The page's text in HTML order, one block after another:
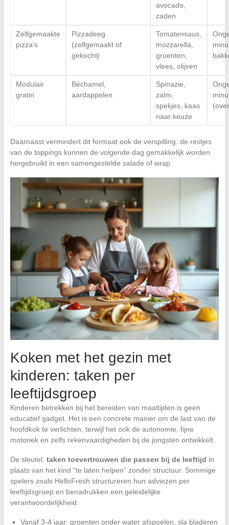
avocado,
zaden
Zelfgemaakte
pizza’s
Pizzadeeg
(zelfgemaakt of
gekocht)
Tomatensaus,
mozzarella,
groenten,
vlees, olijven
Modulair
gratin
Béchamel,
aardappelen
Spinazie,
zalm,
spekjes, kaas
naar keuze
Daarnaast vermindert dit formaat ook de verspilling: de restjes
van de toppings kunnen de volgende dag gemakkelijk worden
hergebruikt in een samengestelde salade of wrap.
Koken met het gezin met
kinderen: taken per
leeftijdsgroep
Kinderen betrekken bij het bereiden van maaltijden is geen
educatief gadget. Het is een concrete manier om de last van de
hoofdkok te verlichten, terwijl het ook de autonomie, fijne
motoriek en zelfs rekenvaardigheden bij de jongsten ontwikkelt.
De sleutel: taken toevertrouwen die passen bij de leeftijd in
plaats van het kind “te laten helpen” zonder structuur. Sommige
spelers zoals HelloFresh structureren hun adviezen per
leeftijdsgroep en benadrukken een geleidelijke
verantwoordelijkheid.
Vanaf 3-4 jaar: groenten onder water afspoelen, sla bladeren